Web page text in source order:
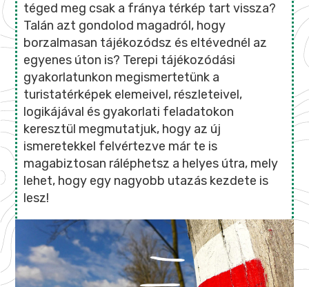
téged meg csak a fránya térkép tart vissza?
Talán azt gondolod magadról, hogy
borzalmasan tájékozódsz és eltévednél az
egyenes úton is? Terepi tájékozódási
gyakorlatunkon megismertetünk a
turistatérképek elemeivel, részleteivel,
logikájával és gyakorlati feladatokon
keresztül megmutatjuk, hogy az új
ismeretekkel felvértezve már te is
magabiztosan ráléphetsz a helyes útra, mely
lehet, hogy egy nagyobb utazás kezdete is
lesz!